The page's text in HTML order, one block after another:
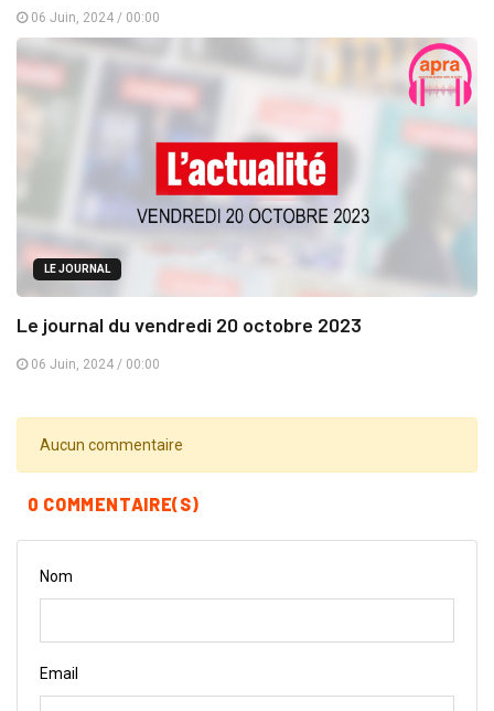
06 Juin, 2024 / 00:00
LE JOURNAL
Le journal du vendredi 20 octobre 2023
06 Juin, 2024 / 00:00
Aucun commentaire
0 COMMENTAIRE(S)
Nom
Email